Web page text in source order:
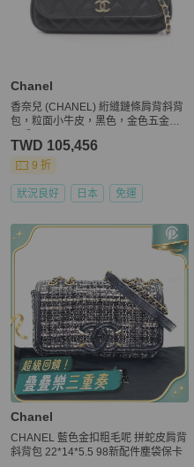
Chanel
香奈兒 (CHANEL) 絎縫鏈條肩背斜背
包，粒面小牛皮，黑色，金色五金，
TWD 105,456
9 折
狀況良好 日本 免運
Chanel
CHANEL 藍色金扣粗毛呢 拼蛇皮肩背
斜背包 22*14*5.5 98新配件塵袋保卡